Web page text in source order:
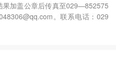
果加盖公章后传真至029—852575
。联系电话：029